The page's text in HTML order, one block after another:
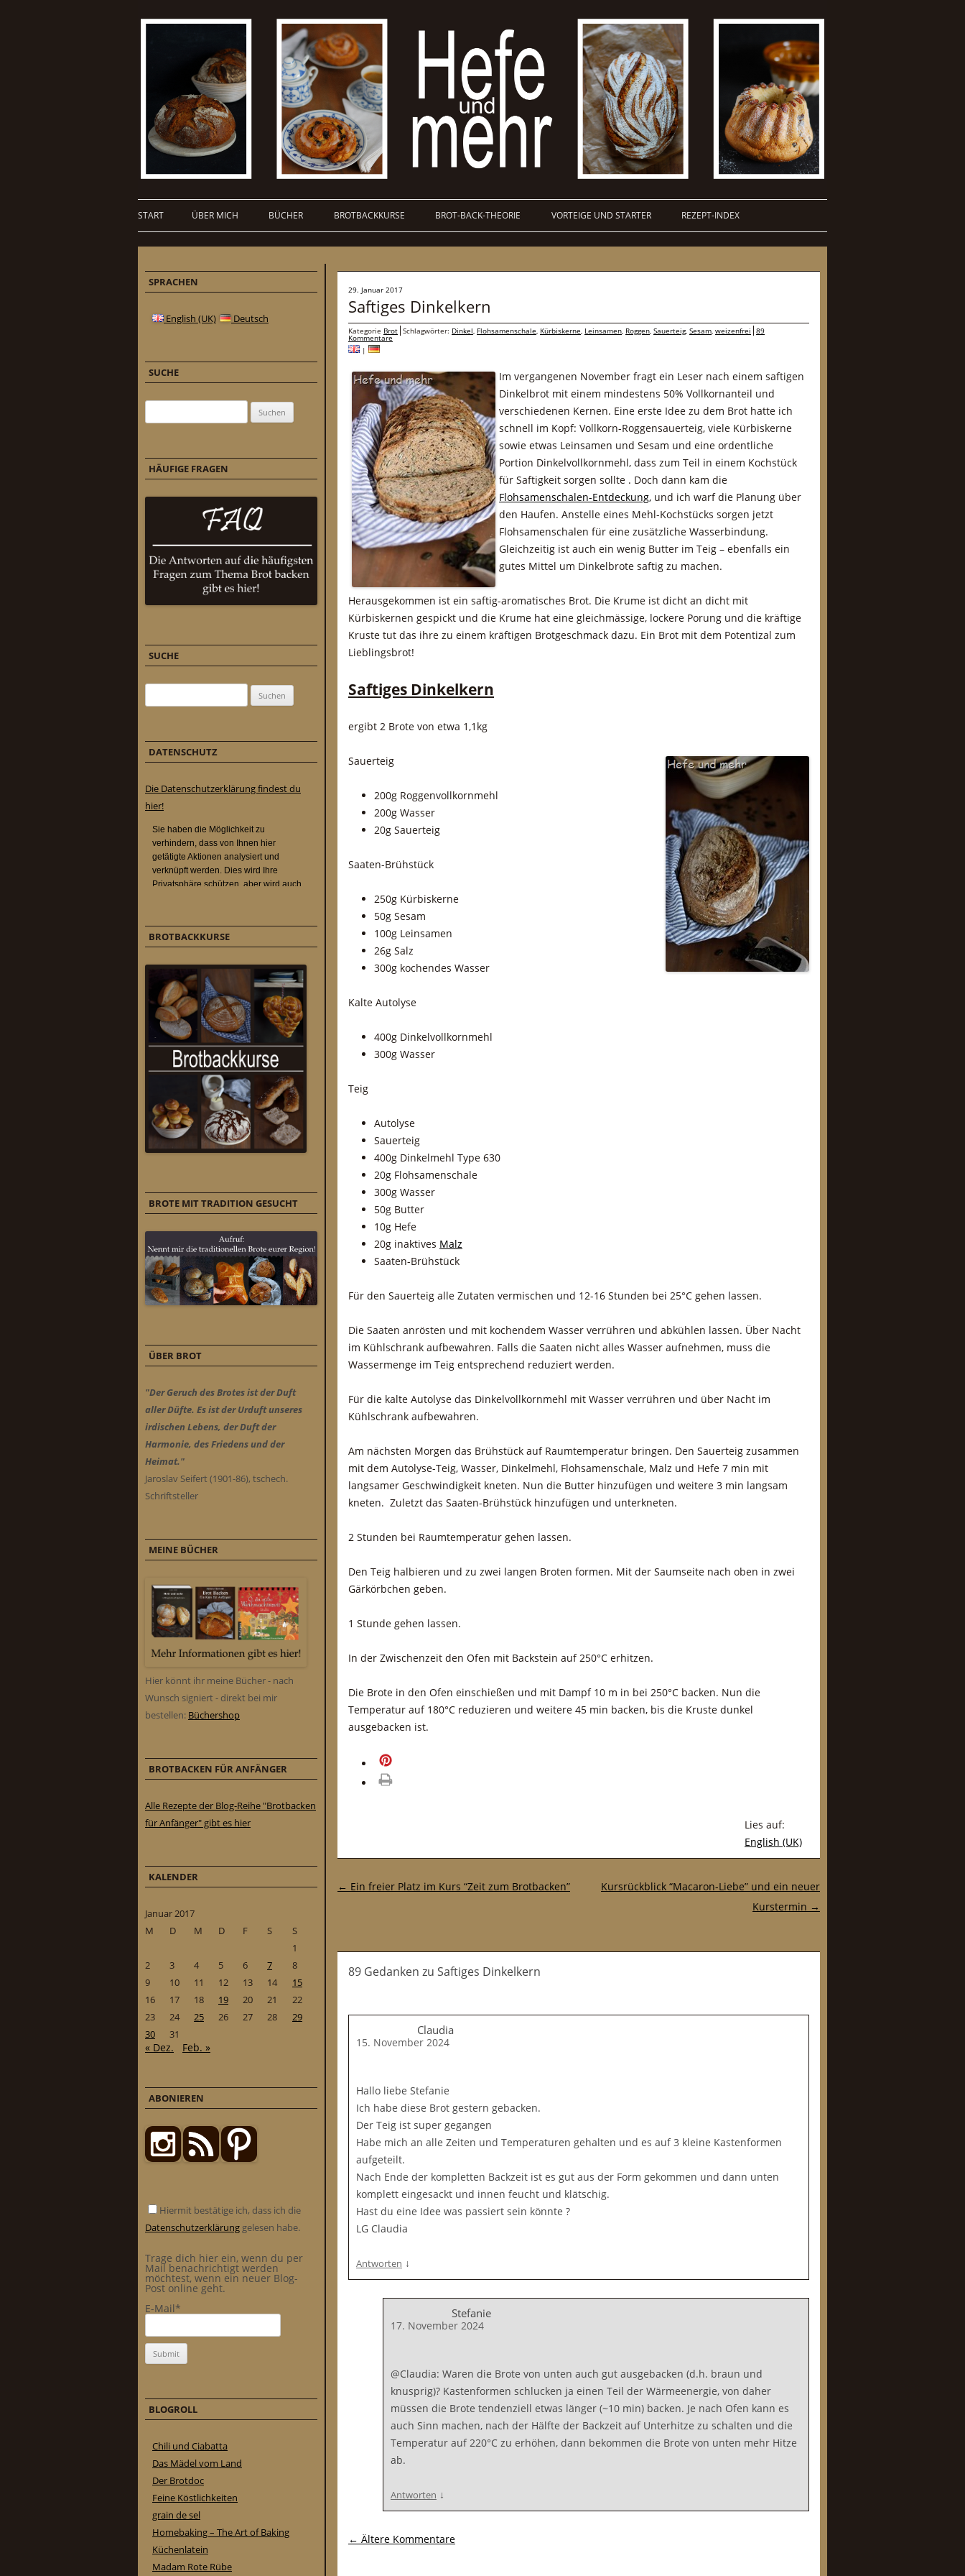
START ÜBER MICH BÜCHER BROTBACKKURSE BROT-BACK-THEORIE VORTEIGE UND STARTER REZEPT-INDEX
29. Januar 2017
Saftiges Dinkelkern
Kategorie Brot Schlagwörter: Dinkel, Flohsamenschale, Kürbiskerne, Leinsamen, Roggen, Sauerteig, Sesam, weizenfrei 89
Kommentare
|
Im vergangenen November fragt ein Leser nach einem saftigen
Dinkelbrot mit einem mindestens 50% Vollkornanteil und
verschiedenen Kernen. Eine erste Idee zu dem Brot hatte ich
schnell im Kopf: Vollkorn-Roggensauerteig, viele Kürbiskerne
sowie etwas Leinsamen und Sesam und eine ordentliche
Portion Dinkelvollkornmehl, dass zum Teil in einem Kochstück
für Saftigkeit sorgen sollte . Doch dann kam die
Flohsamenschalen-Entdeckung, und ich warf die Planung über
den Haufen. Anstelle eines Mehl-Kochstücks sorgen jetzt
Flohsamenschalen für eine zusätzliche Wasserbindung.
Gleichzeitig ist auch ein wenig Butter im Teig – ebenfalls ein
gutes Mittel um Dinkelbrote saftig zu machen.
Herausgekommen ist ein saftig-aromatisches Brot. Die Krume ist dicht an dicht mit
Kürbiskernen gespickt und die Krume hat eine gleichmässige, lockere Porung und die kräftige
Kruste tut das ihre zu einem kräftigen Brotgeschmack dazu. Ein Brot mit dem Potentizal zum
Lieblingsbrot!
Saftiges Dinkelkern
ergibt 2 Brote von etwa 1,1kg
Sauerteig
200g Roggenvollkornmehl
200g Wasser
20g Sauerteig
Saaten-Brühstück
250g Kürbiskerne
50g Sesam
100g Leinsamen
26g Salz
300g kochendes Wasser
Kalte Autolyse
400g Dinkelvollkornmehl
300g Wasser
Teig
Autolyse
Sauerteig
400g Dinkelmehl Type 630
20g Flohsamenschale
300g Wasser
50g Butter
10g Hefe
20g inaktives Malz
Saaten-Brühstück
Für den Sauerteig alle Zutaten vermischen und 12-16 Stunden bei 25°C gehen lassen.
Die Saaten anrösten und mit kochendem Wasser verrühren und abkühlen lassen. Über Nacht
im Kühlschrank aufbewahren. Falls die Saaten nicht alles Wasser aufnehmen, muss die
Wassermenge im Teig entsprechend reduziert werden.
Für die kalte Autolyse das Dinkelvollkornmehl mit Wasser verrühren und über Nacht im
Kühlschrank aufbewahren.
Am nächsten Morgen das Brühstück auf Raumtemperatur bringen. Den Sauerteig zusammen
mit dem Autolyse-Teig, Wasser, Dinkelmehl, Flohsamenschale, Malz und Hefe 7 min mit
langsamer Geschwindigkeit kneten. Nun die Butter hinzufügen und weitere 3 min langsam
kneten. Zuletzt das Saaten-Brühstück hinzufügen und unterkneten.
2 Stunden bei Raumtemperatur gehen lassen.
Den Teig halbieren und zu zwei langen Broten formen. Mit der Saumseite nach oben in zwei
Gärkörbchen geben.
1 Stunde gehen lassen.
In der Zwischenzeit den Ofen mit Backstein auf 250°C erhitzen.
Die Brote in den Ofen einschießen und mit Dampf 10 m in bei 250°C backen. Nun die
Temperatur auf 180°C reduzieren und weitere 45 min backen, bis die Kruste dunkel
ausgebacken ist.
Lies auf:
English (UK)
Post-Navigation
← Ein freier Platz im Kurs “Zeit zum Brotbacken”
Kursrückblick “Macaron-Liebe” und ein neuer
Kurstermin →
89 Gedanken zu Saftiges Dinkelkern
Claudia
15. November 2024
Hallo liebe Stefanie
Ich habe diese Brot gestern gebacken.
Der Teig ist super gegangen
Habe mich an alle Zeiten und Temperaturen gehalten und es auf 3 kleine Kastenformen
aufgeteilt.
Nach Ende der kompletten Backzeit ist es gut aus der Form gekommen und dann unten
komplett eingesackt und innen feucht und klätschig.
Hast du eine Idee was passiert sein könnte ?
LG Claudia
Antworten ↓
Stefanie
17. November 2024
@Claudia: Waren die Brote von unten auch gut ausgebacken (d.h. braun und
knusprig)? Kastenformen schlucken ja einen Teil der Wärmeenergie, von daher
müssen die Brote tendenziell etwas länger (~10 min) backen. Je nach Ofen kann es
auch Sinn machen, nach der Hälfte der Backzeit auf Unterhitze zu schalten und die
Temperatur auf 220°C zu erhöhen, dann bekommen die Brote von unten mehr Hitze
ab.
Antworten ↓
Kommentar-Navigation
← Ältere Kommentare
SPRACHEN
English (UK) Deutsch
SUCHE
HÄUFIGE FRAGEN
SUCHE
DATENSCHUTZ
Die Datenschutzerklärung findest du
hier!
BROTBACKKURSE
BROTE MIT TRADITION GESUCHT
ÜBER BROT
"Der Geruch des Brotes ist der Duft
aller Düfte. Es ist der Urduft unseres
irdischen Lebens, der Duft der
Harmonie, des Friedens und der
Heimat."
Jaroslav Seifert (1901-86), tschech.
Schriftsteller
MEINE BÜCHER
Hier könnt ihr meine Bücher - nach
Wunsch signiert - direkt bei mir
bestellen: Büchershop
BROTBACKEN FÜR ANFÄNGER
Alle Rezepte der Blog-Reihe "Brotbacken
für Anfänger" gibt es hier
KALENDER
Januar 2017
M
D M D F S
S
1
2
3 4 5 6 7
8
9
10 11 12 13 14
15
16
17 18 19 20 21
22
23
24 25 26 27 28
29
30
31
« Dez. Feb. »
ABONIEREN
Hiermit bestätige ich, dass ich die
Datenschutzerklärung gelesen habe.
Trage dich hier ein, wenn du per
Mail benachrichtigt werden
möchtest, wenn ein neuer Blog-
Post online geht.
E-Mail*
BLOGROLL
Chili und Ciabatta
Das Mädel vom Land
Der Brotdoc
Feine Köstlichkeiten
grain de sel
Homebaking – The Art of Baking
Küchenlatein
Madam Rote Rübe